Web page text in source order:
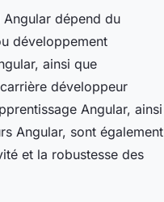
dépend du
développement
ainsi que
développeur
Angular, ainsi
Angular, sont également
et la robustesse des